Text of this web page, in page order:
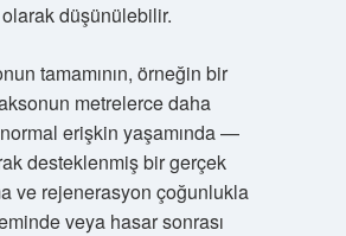
düşünülebilir.
tamamının, örneğin bir
metrelerce daha
erişkin yaşamında —
desteklenmiş bir gerçek
ve rejenerasyon çoğunlukla
veya hasar sonrası